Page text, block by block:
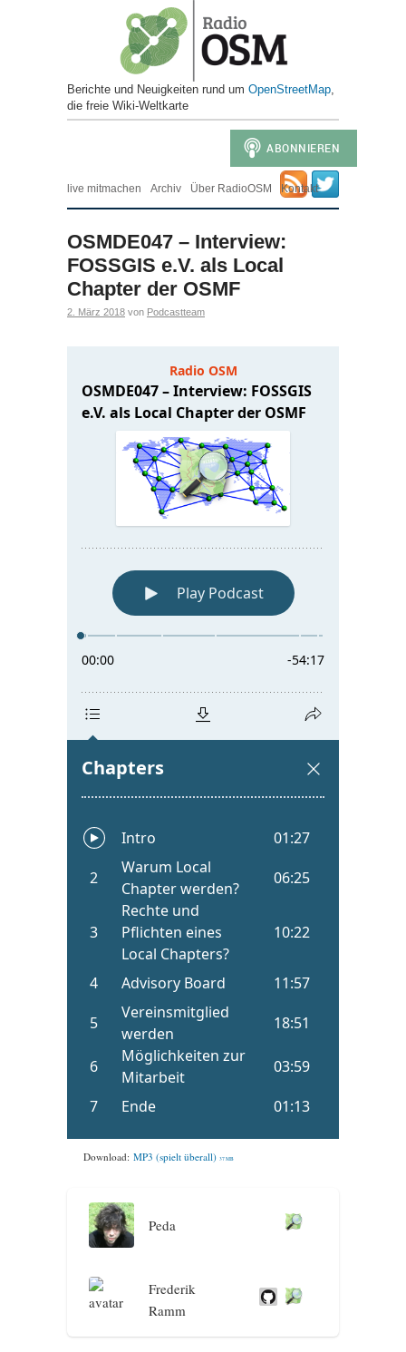
Berichte und Neuigkeiten rund um OpenStreetMap, ​
die freie Wiki-Weltkarte
live mitmachen Archiv Über RadioOSM Kontakt
OSMDE047 – Interview:
FOSSGIS e.V. als Local
Chapter der OSMF
2. März 2018 von Podcastteam
Download: MP3 (spielt überall) 37 MB
Peda
Frederik
Ramm